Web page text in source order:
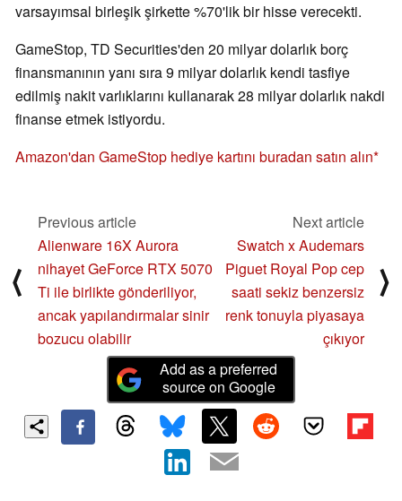
varsayımsal birleşik şirkette %70'lik bir hisse verecekti.
GameStop, TD Securities'den 20 milyar dolarlık borç
finansmanının yanı sıra 9 milyar dolarlık kendi tasfiye
edilmiş nakit varlıklarını kullanarak 28 milyar dolarlık nakdi
finanse etmek istiyordu.
Amazon'dan GameStop hediye kartını buradan satın alın
⟨
Previous article
Alienware 16X Aurora
nihayet GeForce RTX 5070
Ti ile birlikte gönderiliyor,
ancak yapılandırmalar sinir
bozucu olabilir
Next article
Swatch x Audemars
Piguet Royal Pop cep
saati sekiz benzersiz
renk tonuyla piyasaya
çıkıyor
⟩
Add as a preferred
source on Google